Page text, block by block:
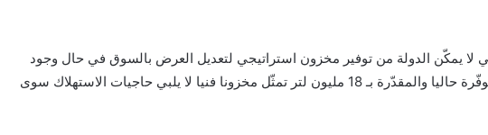
لا يمكّن الدولة من توفير مخزون استراتيجي لتعديل العرض بالسوق في حال وجود
نقص، مؤكّدا أنّ الكميات المتوفّرة حاليا والمقدّرة بـ 18 مليون لتر تمثّل مخزونا فنيا لا يلبي حاجيات الاستهلاك سوى